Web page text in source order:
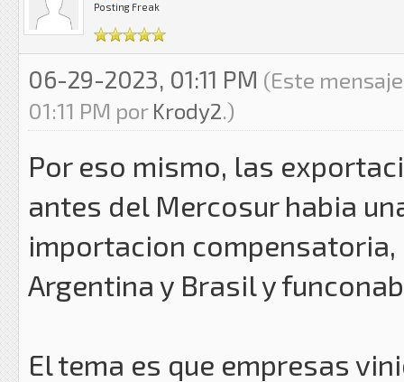
Posting Freak
06-29-2023, 01:11 PM (Este
01:11 PM por Krody2.)
Por eso mismo, las
antes del Mercosur habia
importacion compensatoria,
Argentina y Brasil y
El tema es que empresas